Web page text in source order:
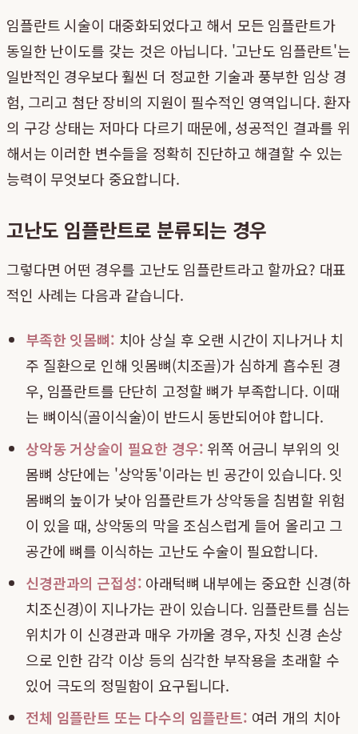
임플란트 시술이 대중화되었다고 해서 모든 임플란트가
동일한 난이도를 갖는 것은 아닙니다. '고난도 임플란트'는
일반적인 경우보다 훨씬 더 정교한 기술과 풍부한 임상 경
험, 그리고 첨단 장비의 지원이 필수적인 영역입니다. 환자
의 구강 상태는 저마다 다르기 때문에, 성공적인 결과를 위
해서는 이러한 변수들을 정확히 진단하고 해결할 수 있는
능력이 무엇보다 중요합니다.
고난도 임플란트로 분류되는 경우
그렇다면 어떤 경우를 고난도 임플란트라고 할까요? 대표
적인 사례는 다음과 같습니다.
부족한 잇몸뼈: 치아 상실 후 오랜 시간이 지나거나 치
주 질환으로 인해 잇몸뼈(치조골)가 심하게 흡수된 경
우, 임플란트를 단단히 고정할 뼈가 부족합니다. 이때
는 뼈이식(골이식술)이 반드시 동반되어야 합니다.
상악동 거상술이 필요한 경우:위쪽 어금니 부위의 잇
몸뼈 상단에는 '상악동'이라는 빈 공간이 있습니다. 잇
몸뼈의 높이가 낮아 임플란트가 상악동을 침범할 위험
이 있을 때, 상악동의 막을 조심스럽게 들어 올리고 그
공간에 뼈를 이식하는 고난도 수술이 필요합니다.
신경관과의 근접성: 아래턱뼈 내부에는 중요한 신경(하
치조신경)이 지나가는 관이 있습니다. 임플란트를 심는
위치가 이 신경관과 매우 가까울 경우, 자칫 신경 손상
으로 인한 감각 이상 등의 심각한 부작용을 초래할 수
있어 극도의 정밀함이 요구됩니다.
전체 임플란트 또는 다수의 임플란트: 여러 개의 치아